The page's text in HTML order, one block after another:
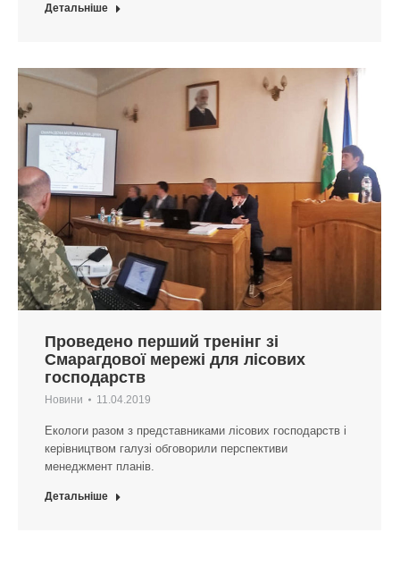
Детальніше
Проведено перший тренінг зі
Смарагдової мережі для лісових
господарств
Новини 11.04.2019
Екологи разом з представниками лісових господарств і
керівництвом галузі обговорили перспективи
менеджмент планів.
Детальніше